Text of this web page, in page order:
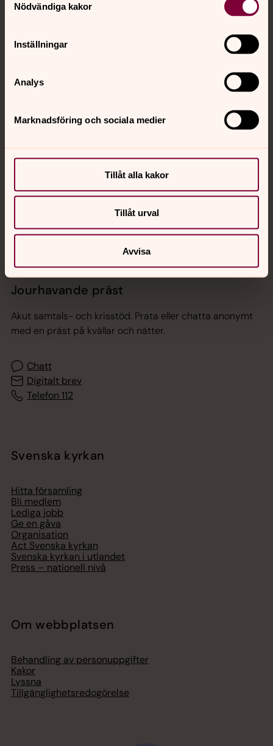
Nödvändiga kakor
Inställningar
Analys
Marknadsföring och sociala medier
Tillåt alla kakor
Tillåt urval
Avvisa
Hitta snabbt
Sociala kanaler
Jourhavande präst
Akut samtals- och krisstöd. Prata eller chatta anonymt
med en präst på kvällar och nätter.
Chatt
Digitalt brev
Telefon 112
Svenska kyrkan
Hitta församling
Bli medlem
Lediga jobb
Ge en gåva
Organisation
Act Svenska kyrkan
Svenska kyrkan i utlandet
Press – nationell nivå
Om webbplatsen
Behandling av personuppgifter
Kakor
Lyssna
Tillgänglighetsredogörelse